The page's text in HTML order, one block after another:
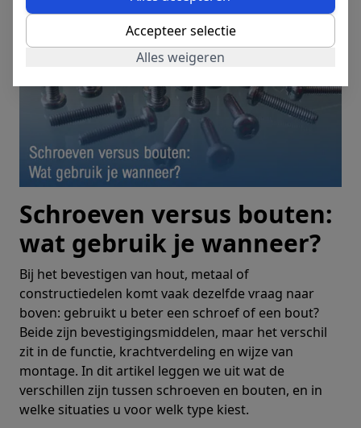
Schroeven versus bouten:
wat gebruik je wanneer?
Bij het bevestigen van hout, metaal of
constructiedelen komt vaak dezelfde vraag naar
boven: gebruikt u beter een schroef of een bout?
Beide zijn bevestigingsmiddelen, maar het verschil
zit in de functie, krachtverdeling en wijze van
montage. In dit artikel leggen we uit wat de
verschillen zijn tussen schroeven en bouten, en in
welke situaties u voor welk type kiest.
Accepteer selectie
Alles weigeren